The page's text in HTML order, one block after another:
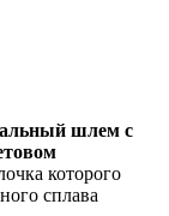
шлем с
которого
сплава